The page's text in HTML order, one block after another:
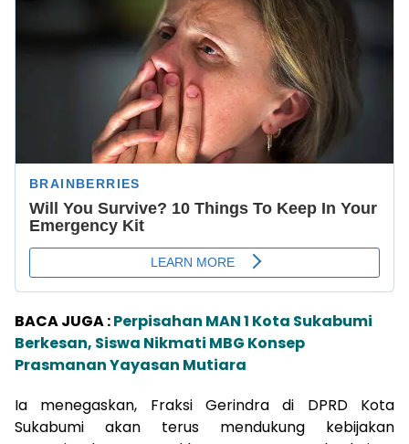
BACA JUGA :Perpisahan MAN 1 Kota Sukabumi
Berkesan, Siswa Nikmati MBG Konsep
Prasmanan Yayasan Mutiara
Ia menegaskan, Fraksi Gerindra di DPRD Kota
Sukabumi akan terus mendukung kebijakan